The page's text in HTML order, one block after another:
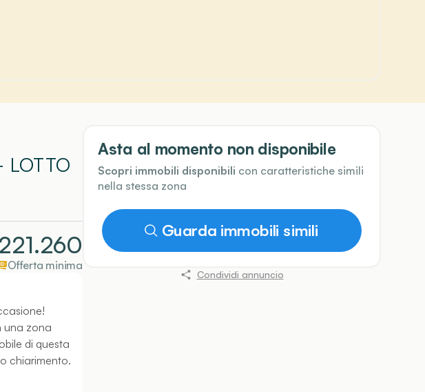
LOTTO
221.260
Offerta minima
una zona
di questa
chiarimento.
Asta al momento non disponibile
Scopri immobili disponibili con caratteristiche simili
nella stessa zona
Guarda immobili simili
Condividi annuncio